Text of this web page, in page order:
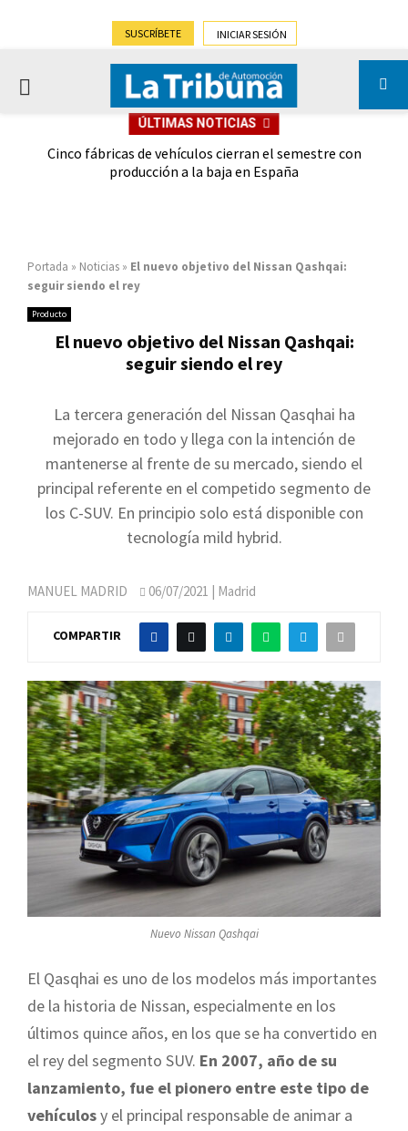
SUSCRÍBETE INICIAR SESIÓN
PRIMARY
ÚLTIMAS NOTICIAS
Cinco fábricas de vehículos cierran el semestre con
producción a la baja en España
Portada » Noticias » El nuevo objetivo del Nissan Qashqai:
seguir siendo el rey
Producto
El nuevo objetivo del Nissan Qashqai:
seguir siendo el rey
La tercera generación del Nissan Qasqhai ha
mejorado en todo y llega con la intención de
mantenerse al frente de su mercado, siendo el
principal referente en el competido segmento de
los C-SUV. En principio solo está disponible con
tecnología mild hybrid.
MANUEL MADRID 06/07/2021 | Madrid
COMPARTIR
Nuevo Nissan Qashqai
El Qasqhai es uno de los modelos más importantes
de la historia de Nissan, especialmente en los
últimos quince años, en los que se ha convertido en
el rey del segmento SUV. En 2007, año de su
lanzamiento, fue el pionero entre este tipo de
vehículosy el principal responsable de animar a